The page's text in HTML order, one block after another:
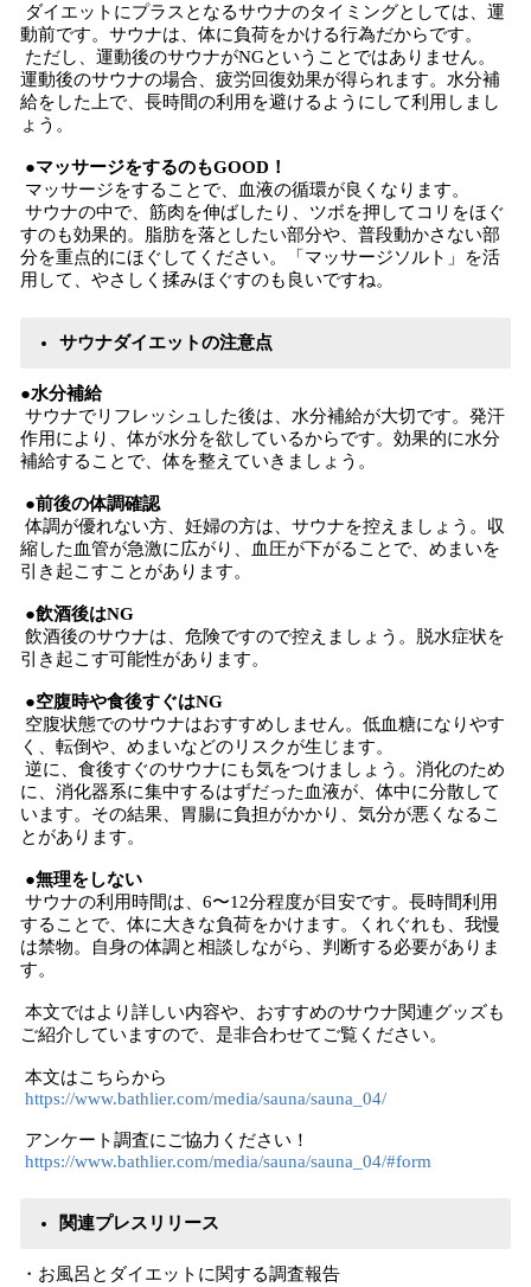
ダイエットにプラスとなるサウナのタイミングとしては、運
動前です。サウナは、体に負荷をかける行為だからです。
ただし、運動後のサウナがNGということではありません。
運動後のサウナの場合、疲労回復効果が得られます。水分補
給をした上で、長時間の利用を避けるようにして利用しまし
ょう。
●マッサージをするのもGOOD！
マッサージをすることで、血液の循環が良くなります。
サウナの中で、筋肉を伸ばしたり、ツボを押してコリをほぐ
すのも効果的。脂肪を落としたい部分や、普段動かさない部
分を重点的にほぐしてください。「マッサージソルト」を活
用して、やさしく揉みほぐすのも良いですね。
サウナダイエットの注意点
●水分補給
サウナでリフレッシュした後は、水分補給が大切です。発汗
作用により、体が水分を欲しているからです。効果的に水分
補給することで、体を整えていきましょう。
●前後の体調確認
体調が優れない方、妊婦の方は、サウナを控えましょう。収
縮した血管が急激に広がり、血圧が下がることで、めまいを
引き起こすことがあります。
●飲酒後はNG
飲酒後のサウナは、危険ですので控えましょう。脱水症状を
引き起こす可能性があります。
●空腹時や食後すぐはNG
空腹状態でのサウナはおすすめしません。低血糖になりやす
く、転倒や、めまいなどのリスクが生じます。
逆に、食後すぐのサウナにも気をつけましょう。消化のため
に、消化器系に集中するはずだった血液が、体中に分散して
います。その結果、胃腸に負担がかかり、気分が悪くなるこ
とがあります。
●無理をしない
サウナの利用時間は、6〜12分程度が目安です。長時間利用
することで、体に大きな負荷をかけます。くれぐれも、我慢
は禁物。自身の体調と相談しながら、判断する必要がありま
す。
本文ではより詳しい内容や、おすすめのサウナ関連グッズも
ご紹介していますので、是非合わせてご覧ください。
本文はこちらから
https://www.bathlier.com/media/sauna/sauna_04/
アンケート調査にご協力ください！
https://www.bathlier.com/media/sauna/sauna_04/#form
関連プレスリリース
・お風呂とダイエットに関する調査報告